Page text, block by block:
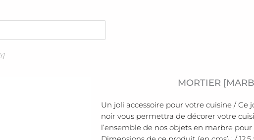
MORTIER
Un joli accessoire pour votre cuisine /
noir vous permettra de décorer votre
l’ensemble de nos objets en marbre